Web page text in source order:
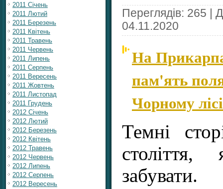
2011 Січень
2011 Лютий
2011 Березень
2011 Квітень
2011 Травень
2011 Червень
2011 Липень
2011 Серпень
2011 Вересень
2011 Жовтень
2011 Листопад
2011 Грудень
2012 Січень
2012 Лютий
2012 Березень
2012 Квітень
2012 Травень
2012 Червень
2012 Липень
2012 Серпень
2012 Вересень
Переглядів: 265 |
04.11.2020
На
пам'ять
Чорному лісі
Темні
забувати.